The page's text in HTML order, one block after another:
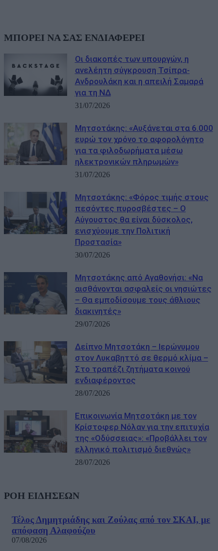
ΜΠΟΡΕΙ ΝΑ ΣΑΣ ΕΝΔΙΑΦΕΡΕΙ
Οι διακοπές των υπουργών, η
ανελέητη σύγκρουση Τσίπρα-
Ανδρουλάκη και η απειλή Σαμαρά
για τη ΝΔ
31/07/2026
Μητσοτάκης: «Αυξάνεται στα 6.000
ευρώ τον χρόνο το αφορολόγητο
για τα φιλοδωρήματα μέσω
ηλεκτρονικών πληρωμών»
31/07/2026
Μητσοτάκης: «Φόρος τιμής στους
πεσόντες πυροσβέστες – Ο
Αύγουστος θα είναι δύσκολος,
ενισχύουμε την Πολιτική
Προστασία»
30/07/2026
Μητσοτάκης από Αγαθονήσι: «Να
αισθάνονται ασφαλείς οι νησιώτες
– Θα εμποδίσουμε τους άθλιους
διακινητές»
29/07/2026
Δείπνο Μητσοτάκη – Ιερώνυμου
στον Λυκαβηττό σε θερμό κλίμα –
Στο τραπέζι ζητήματα κοινού
ενδιαφέροντος
28/07/2026
Επικοινωνία Μητσοτάκη με τον
Κρίστοφερ Νόλαν για την επιτυχία
της «Οδύσσειας»: «Προβάλλει τον
ελληνικό πολιτισμό διεθνώς»
28/07/2026
ΡΟΗ ΕΙΔΗΣΕΩΝ
Τέλος Δημητριάδης και Ζούλας από τον ΣΚΑΙ, με
απόφαση Αλαφούζου
07/08/2026